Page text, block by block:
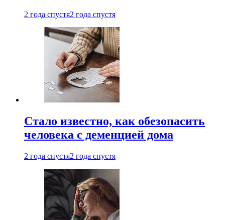
2 года спустя2 года спустя
Стало известно, как обезопасить
человека с деменцией дома
2 года спустя2 года спустя